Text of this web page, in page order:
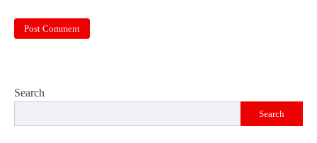
Search
Search